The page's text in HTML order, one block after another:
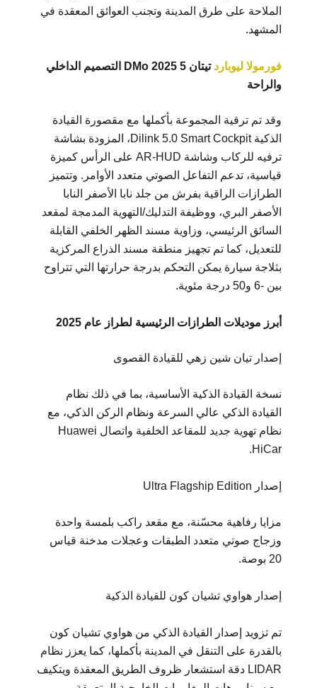
الملاحة على طرق المدينة وتجنب العوائق المعقدة في
المشهد.
فورمولا ليوبارد
تيتان 5 DMo 2025 التصميم الداخلي
والراحة
وقد تم ترقية المجموعة بأكملها مع مقصورة القيادة
الذكية Dilink 5.0 Smart Cockpit، المزودة بشاشة
ترفيه للركاب وشاشة AR-HUD على الرأس كميزة
قياسية، تدعم التفاعل الصوتي متعدد الأوامر. وتتميز
الطرازات الراقية بفرش من جلد نابا الأصفر النابا
الأصفر البري، ووظيفة التدليك/التهوية المدمجة لمقعد
السائق الرئيسي، وزاوية مسند الظهر الخلفي القابلة
للتعديل، كما تم تجهيز منطقة مسند الذراع المركزية
بثلاجة سيارة يمكن التحكم بدرجة حرارتها التي تتراوح
بين -6 و50 درجة مئوية.
أبرز موديلات الطرازات الرئيسية لطراز عام 2025
إصدار تيان شين زهي للقيادة القصوى
نسخة القيادة الذكية الأساسية، بما في ذلك نظام
القيادة الذكي عالي السرعة ونظام الركن الذكي، مع
نظام تهوية جديد للمقاعد الخلفية واتصال Huawei
HiCar.
إصدار Ultra Flagship Edition
مزايا رفاهية محسّنة، مع مقعد راكب بلمسة واحدة
وزجاج صوتي متعدد الطبقات وعجلات مدخنة قياس
إصدار هواوي تشيان كون للقيادة الذكية
تم تزويد إصدار القيادة الذكي من هواوي تشيان كون
بالقدرة على التنقل في المدينة بأكملها، كما يعزز نظام
LIDAR دقة استشعار ظروف الطريق المعقدة ويتكيف